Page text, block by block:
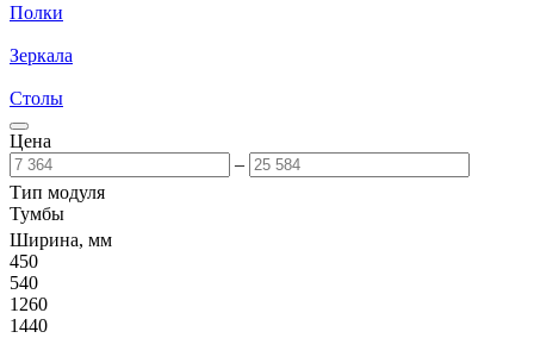
Полки
Зеркала
Столы
Цена
–
Тип модуля
Тумбы
Ширина, мм
450
540
1260
1440